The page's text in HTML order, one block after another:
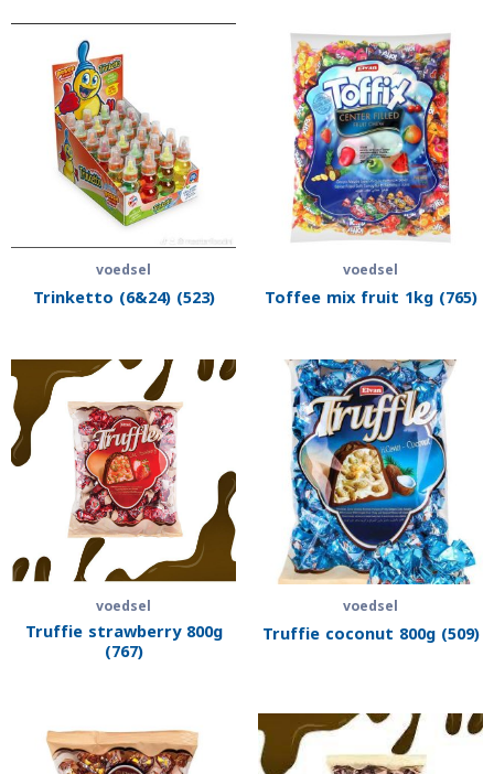
voedsel
Trinketto (6&24) (523)
voedsel
Toffee mix fruit 1kg (765)
voedsel
Truffie strawberry 800g
(767)
voedsel
Truffie coconut 800g (509)